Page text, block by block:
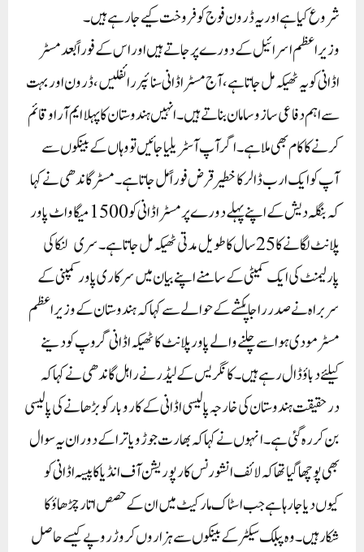
شروع کیا ہے اور یہ ڈرون فوج کو فروخت کیے جا رہے ہیں۔
وزیر اعظم اسرائیل کے دورے پر جاتے ہیں اور اس کے فوراً بعد مسٹر
اڈانی کو یہ ٹھیکہ مل جاتا ہے ، آج مسٹر اڈانی سنائپر رائفلیں، ڈرون اور بہت
سے اہم دفاعی ساز و سامان بناتے ہیں۔ انہیں ہندوستان کا پہلا ایم آر او قائم
کرنے کا کام بھی ملا ہے ۔ اگر آپ آسٹریلیا جائیں تو وہاں کے بینکوں سے
آپ کو ایک ارب ڈالر کا خطیر قرض فوراً مل جاتا ہے ۔مسٹر گاندھی نے کہا
کہ بنگلہ دیش کے اپنے پہلے دورے پر مسٹر اڈانی کو 1500 میگاواٹ پاور
پلانٹ لگانے کا 25 سال کا طویل مدتی ٹھیکہ مل جاتا ہے ۔ سری لنکا کی
پارلیمنٹ کی ایک کمیٹی کے سامنے اپنے بیان میں سرکاری پاور کمپنی کے
سربراہ نے صدر راجا پکشے کے حوالے سے کہا کہ ہندوستان کے وزیر اعظم
مسٹر مودی ہوا سے چلنے والے پاور پلانٹ کا ٹھیکہ اڈانی گروپ کو دینے
کیلئے دباؤ ڈال رہے ہیں۔کانگریس کے لیڈر نے راہل گاندھی نے کہا کہ
درحقیقت ہندوستان کی خارجہ پالیسی اڈانی کے کاروبار کو بڑھانے کی پالیسی
بن کر رہ گئی ہے ۔ انہوں نے کہا کہ بھارت جوڑو یاترا کے دوران یہ سوال
بھی پوچھا گیا تھا کہ لائف انشورنس کارپوریشن آف انڈیا کا پیسہ اڈانی کو
کیوں دیا جا رہا ہے جب اسٹاک مارکیٹ میں ان کے حصص اتار چڑھاؤ کا
شکار ہیں۔ وہ پبلک سیکٹر کے بینکوں سے ہزاروں کروڑ روپے کیسے حاصل